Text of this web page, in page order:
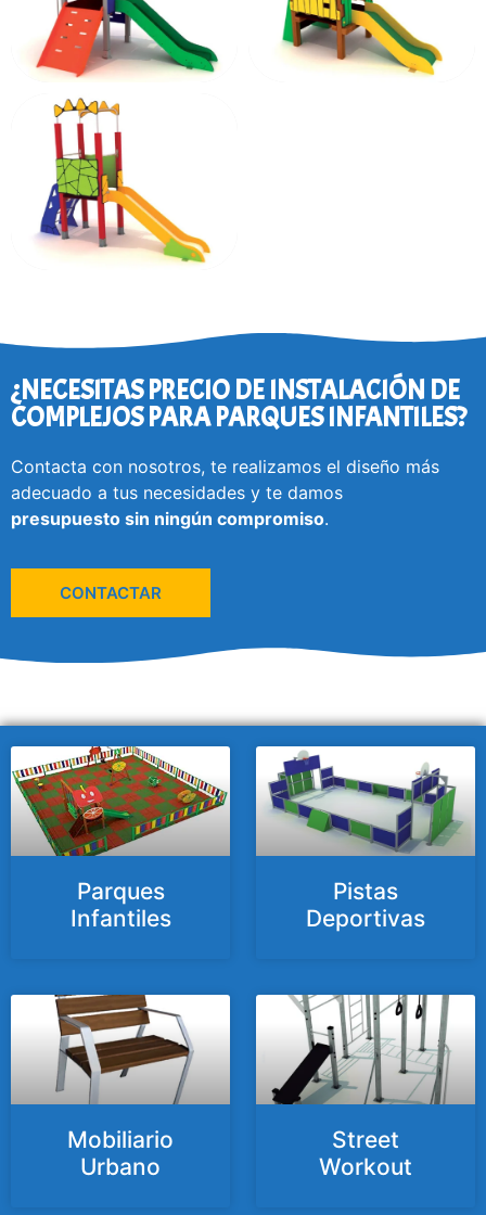
¿NECESITAS PRECIO DE INSTALACIÓN DE
COMPLEJOS PARA PARQUES INFANTILES?
Contacta con nosotros, te realizamos el diseño más
adecuado a tus necesidades y te damos
presupuesto sin ningún compromiso.
CONTACTAR
Parques
Infantiles
Pistas
Deportivas
Mobiliario
Urbano
Street
Workout